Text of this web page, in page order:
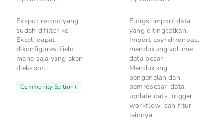
Ekspor record yang
sudah difilter ke
Excel, dapat
dikonfigurasi field
mana saja yang akan
diekspor.
Community Edition+
Fungsi import data
yang ditingkatkan.
Import asynchronous,
mendukung volume
data besar.
Mendukung
pengenalan dan
pemrosesan data,
update data, trigger
workflow, dan fitur
lainnya.